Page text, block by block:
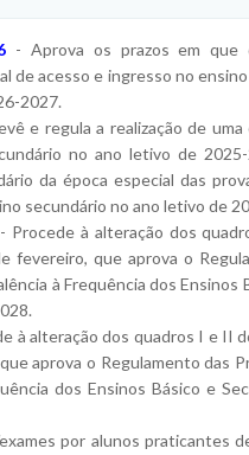
- Aprova os prazos em que
de acesso e ingresso no
2027.
e regula a realização de
no ano letivo de
da época especial das
secundário no ano letivo de
Procede à alteração dos
fevereiro, que aprova o
à Frequência dos Ensinos
à alteração dos quadros I e II
aprova o Regulamento das
dos Ensinos Básico e
por alunos praticantes